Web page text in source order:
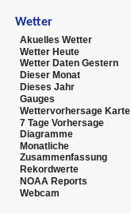
Wetter
Akuelles Wetter
Wetter Heute
Wetter Daten Gestern
Dieser Monat
Dieses Jahr
Gauges
Wettervorhersage Karte
7 Tage Vorhersage
Diagramme
Monatliche
Zusammenfassung
Rekordwerte
NOAA Reports
Webcam